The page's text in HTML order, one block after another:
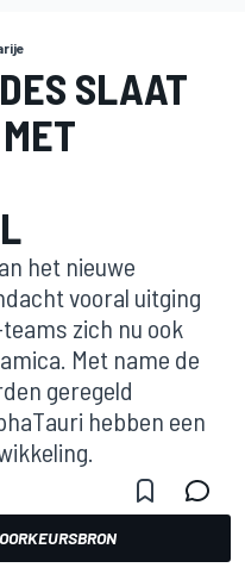
SLAAT
het nieuwe
vooral uitging
zich nu ook
Met name de
geregeld
hebben een